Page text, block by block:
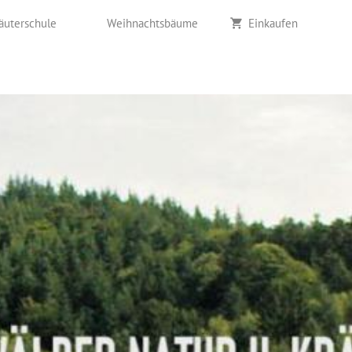
Weihnachtsbäume Einkaufen